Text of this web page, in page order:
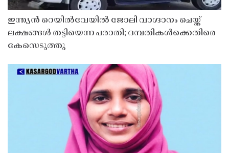
ഇന്ത്യൻ റെയിൽവേയിൽ ജോലി വാഗ്ദാനം ചെയ്ത്
ലക്ഷങ്ങൾ തട്ടിയെന്ന പരാതി; ദമ്പതികൾക്കെതിരെ
കേസെടുത്തു